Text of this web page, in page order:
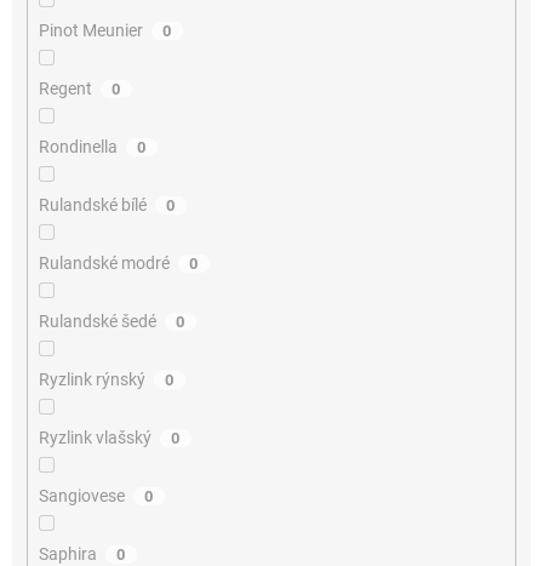
Pinot Meunier 0
Regent 0
Rondinella 0
Rulandské bílé 0
Rulandské modré 0
Rulandské šedé 0
Ryzlink rýnský 0
Ryzlink vlašský 0
Sangiovese 0
Saphira 0